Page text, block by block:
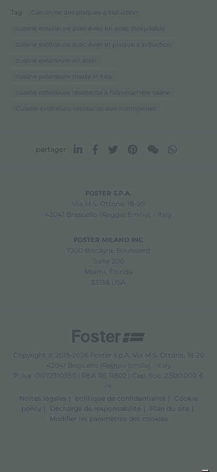
Tag: Concevoir des plaques à induction
cuisine extérieure avec évier en acier inoxydable
cuisine extérieure avec évier et plaque à induction
cuisine extérieure en acier
cuisine extérieure made in italy
cuisine extérieure résistante à l'atmosphère saline
Cuisine extérieure résistante aux intempéries
partager
FOSTER S.P.A.
Via M.S. Ottone, 18-20
42041 Brescello (Reggio Emilia) - Italy
FOSTER MILANO INC
7300 Biscayne Boulevard
Suite 200
Miami, Florida
33138 USA
Copyright © 2019-2026 Foster S.p.A. Via M.S. Ottone, 18-20
42041 Brescello (Reggio Emilia) - Italy
P. Iva: 01072310350 | REA RE 11802 | Cap. Soc. 2.500.000 €
i.v.
Noites légales
politique de confidentialité
Cookie
policy
Décharge de responsabilité
Plan du site
Modifier les paramètres des cookies